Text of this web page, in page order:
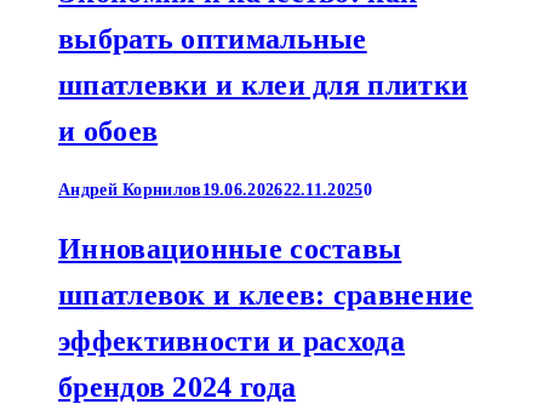
выбрать оптимальные
шпатлевки и клеи для плитки
и обоев
Андрей Корнилов 19.06.202622.11.20250
Инновационные составы
шпатлевок и клеев: сравнение
эффективности и расхода
брендов 2024 года